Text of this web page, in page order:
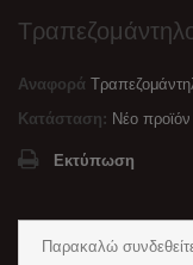
Αναφορά
Κατάσταση: Νέο προϊόν
Εκτύπωση
Παρακαλώ